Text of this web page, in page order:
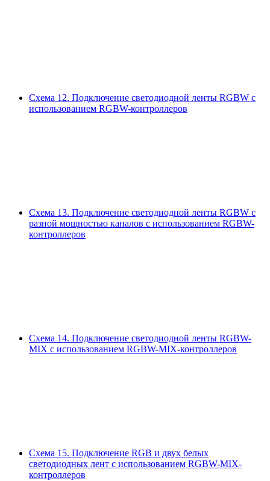
Схема 12. Подключение светодиодной ленты RGBW с
использованием RGBW-контроллеров
Схема 13. Подключение светодиодной ленты RGBW с
разной мощностью каналов с использованием RGBW-
контроллеров
Схема 14. Подключение светодиодной ленты RGBW-
MIX с использованием RGBW-MIX-контроллеров
Схема 15. Подключение RGB и двух белых
светодиодных лент с использованием RGBW-MIX-
контроллеров